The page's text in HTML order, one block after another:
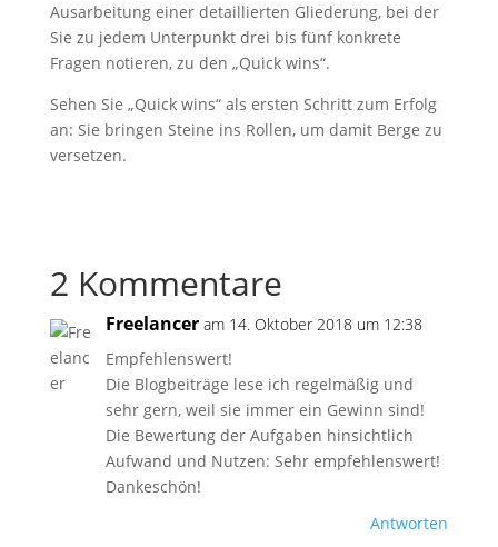
Ausarbeitung einer detaillierten Gliederung, bei der
Sie zu jedem Unterpunkt drei bis fünf konkrete
Fragen notieren, zu den „Quick wins“.
Sehen Sie „Quick wins“ als ersten Schritt zum Erfolg
an: Sie bringen Steine ins Rollen, um damit Berge zu
versetzen.
2 Kommentare
Freelancer am 14. Oktober 2018 um 12:38
Empfehlenswert!
Die Blogbeiträge lese ich regelmäßig und
sehr gern, weil sie immer ein Gewinn sind!
Die Bewertung der Aufgaben hinsichtlich
Aufwand und Nutzen: Sehr empfehlenswert!
Dankeschön!
Antworten